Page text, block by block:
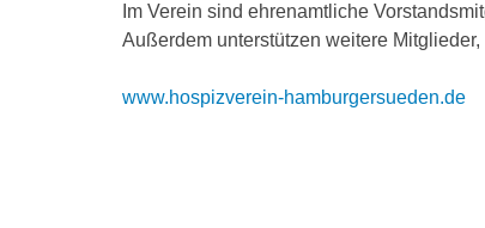
Im Verein sind ehrenamtliche
Außerdem unterstützen weitere
www.hospizverein-hamburgersueden.de